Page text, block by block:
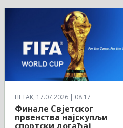
ПЕТАК, 17.07.2026 | 08:17
Финале Свјетског
првенства најскупљи